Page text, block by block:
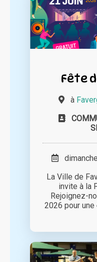
Fête
à
La Ville de
invite à la
Rejoignez-
2026 pour une